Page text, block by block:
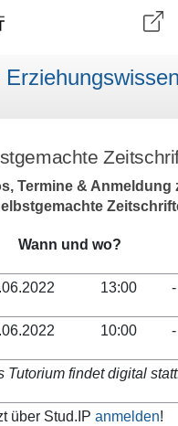
Termine & Anmeldung
Wann und wo?
13:00 -
10:00 -
Tutorium findet digital
über Stud.IP anmelden!